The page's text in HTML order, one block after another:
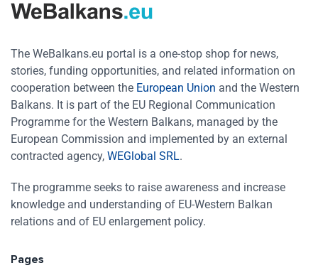
The WeBalkans.eu portal is a one-stop shop for news,
stories, funding opportunities, and related information on
cooperation between the European Union and the Western
Balkans. It is part of the EU Regional Communication
Programme for the Western Balkans, managed by the
European Commission and implemented by an external
contracted agency, WEGlobal SRL.
The programme seeks to raise awareness and increase
knowledge and understanding of EU-Western Balkan
relations and of EU enlargement policy.
Pages